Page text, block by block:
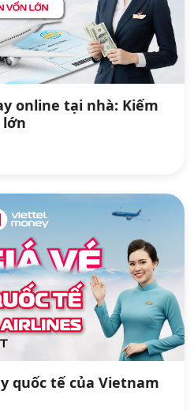
online tại nhà: Kiếm
lớn
quốc tế của Vietnam